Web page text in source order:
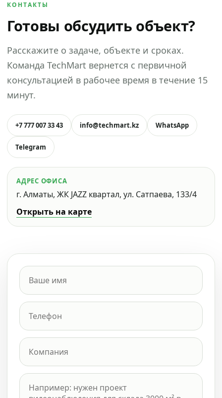
КОНТАКТЫ
Готовы обсудить объект?
Расскажите о задаче, объекте и сроках.
Команда TechMart вернется с первичной
консультацией в рабочее время в течение 15
минут.
+7 777 007 33 43 info@techmart.kz WhatsApp
Telegram
АДРЕС ОФИСА
г. Алматы, ЖК JAZZ квартал, ул. Сатпаева, 133/4
Открыть на карте